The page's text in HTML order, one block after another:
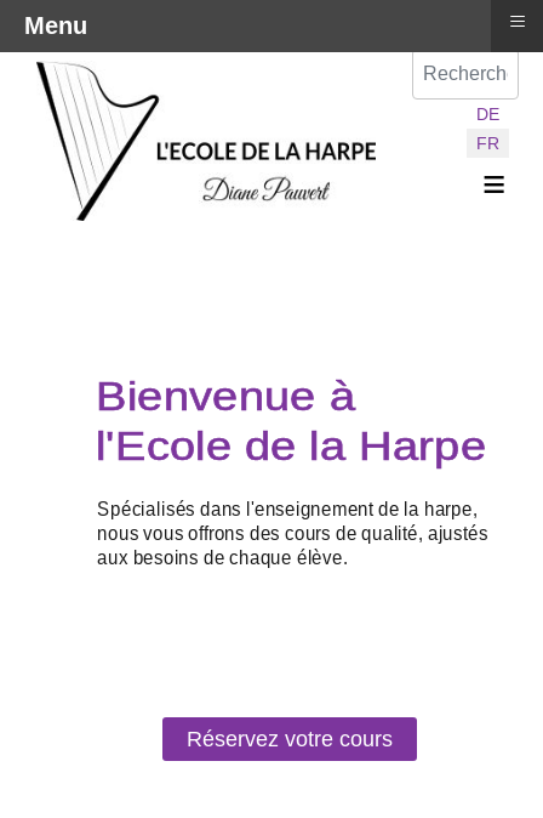
Sélectionnez
DE
FR
≡
Réservez votre cours
Menu ≡